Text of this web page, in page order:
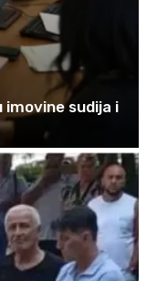
imovine sudija i